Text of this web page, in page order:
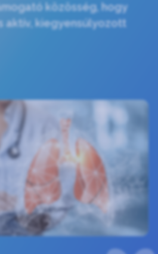
közösség, hogy
aktív, kiegyensúlyozott